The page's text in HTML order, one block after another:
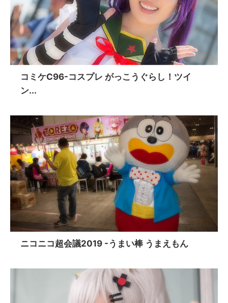
コミケC96-コスプレ がっこうぐらし！ツイ
ン...
ニコニコ超会議2019 -うまい棒 うまえもん